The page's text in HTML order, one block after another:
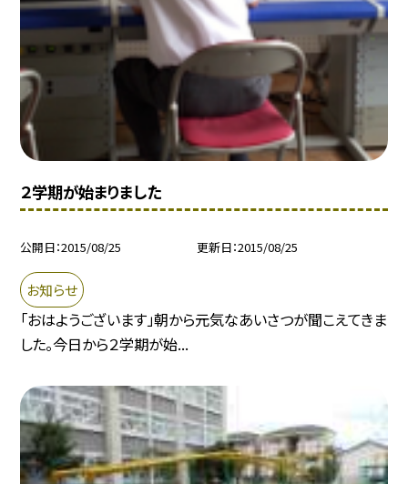
２学期が始まりました
公開日 2015/08/25 更新日 2015/08/25
お知らせ
「おはようございます」朝から元気なあいさつが聞こえてきま
した。今日から２学期が始...